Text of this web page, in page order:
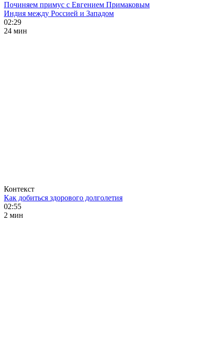
Починяем примус с Евгением Примаковым
Индия между Россией и Западом
02:29
24 мин
Контекст
Как добиться здорового долголетия
02:55
2 мин